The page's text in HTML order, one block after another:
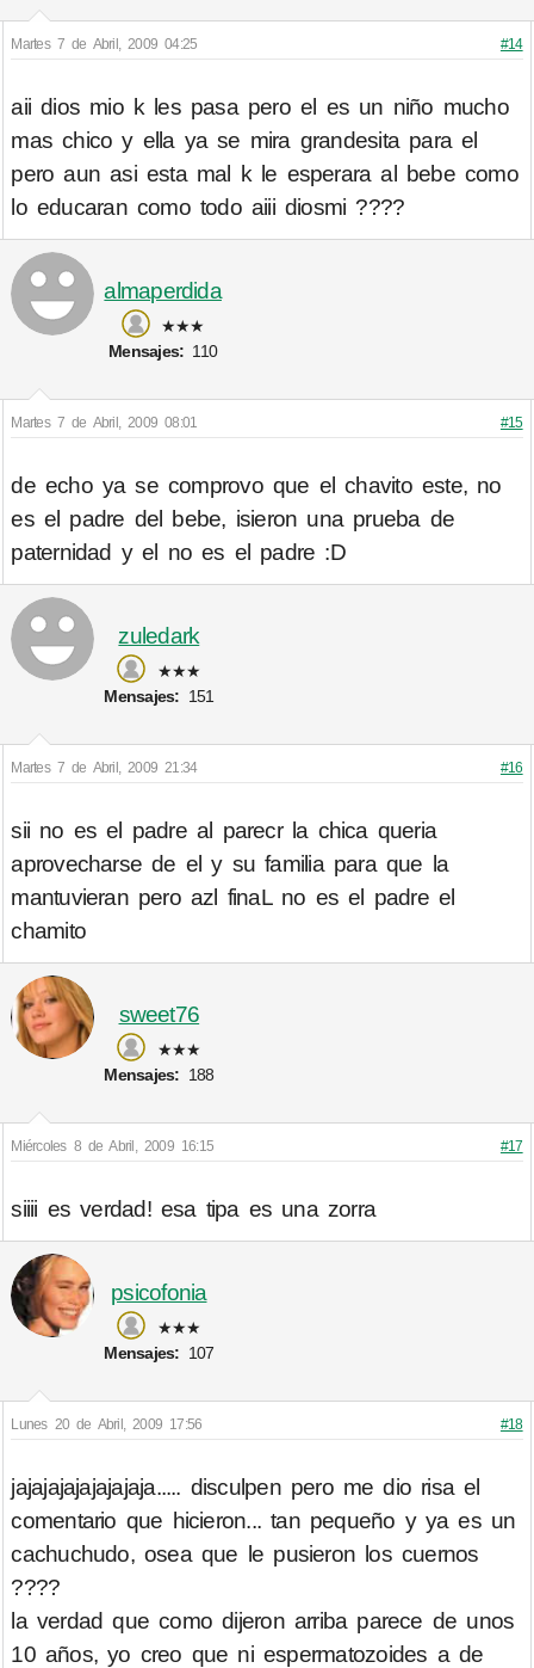
Martes 7 de Abril, 2009 04:25 #14
aii dios mio k les pasa pero el es un niño mucho
mas chico y ella ya se mira grandesita para el
pero aun asi esta mal k le esperara al bebe como
lo educaran como todo aiii diosmi ????
almaperdida
★★★
Mensajes: 110
Martes 7 de Abril, 2009 08:01 #15
de echo ya se comprovo que el chavito este, no
es el padre del bebe, isieron una prueba de
paternidad y el no es el padre :D
zuledark
★★★
Mensajes: 151
Martes 7 de Abril, 2009 21:34 #16
sii no es el padre al parecr la chica queria
aprovecharse de el y su familia para que la
mantuvieran pero azl finaL no es el padre el
chamito
sweet76
★★★
Mensajes: 188
Miércoles 8 de Abril, 2009 16:15 #17
siiii es verdad! esa tipa es una zorra
psicofonia
★★★
Mensajes: 107
Lunes 20 de Abril, 2009 17:56 #18
jajajajajajajajaja..... disculpen pero me dio risa el
comentario que hicieron... tan pequeño y ya es un
cachuchudo, osea que le pusieron los cuernos
????
la verdad que como dijeron arriba parece de unos
10 años, yo creo que ni espermatozoides a de